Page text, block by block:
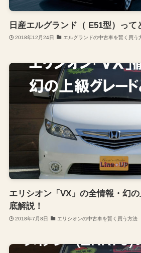
日産エルグランド（ E51型）って
2018年12月24日 エルグランドの中古車を賢く買う
エリシオン「VX」の全情報・幻
底解説！
2018年7月8日 エリシオンの中古車を賢く買う方法